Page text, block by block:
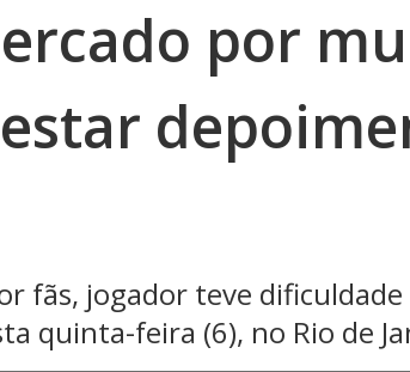
por
fãs, jogador teve
quinta-feira (6), no Rio de